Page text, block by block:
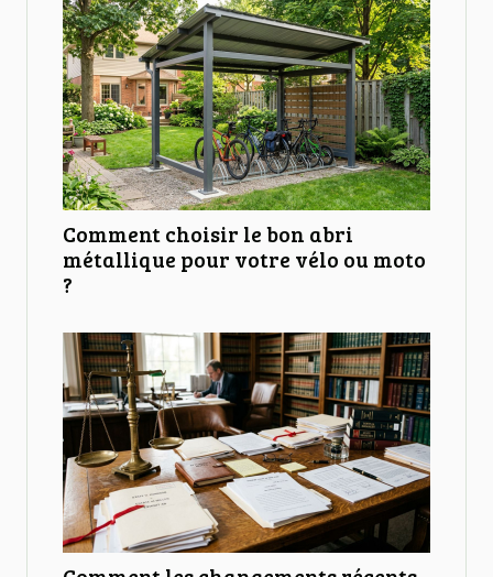
Comment choisir le bon abri
métallique pour votre vélo ou moto
?